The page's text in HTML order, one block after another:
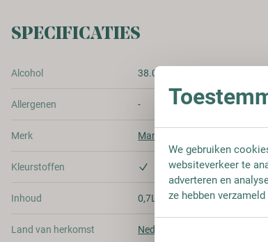
SPECIFICATIES
Alcohol 38.00%
Allergenen -
Merk Mandarine Napoleon
Kleurstoffen
Inhoud 0,7L
Land van herkomst Nederland
We gebruiken
websiteverkeer te
adverteren en
ze hebben